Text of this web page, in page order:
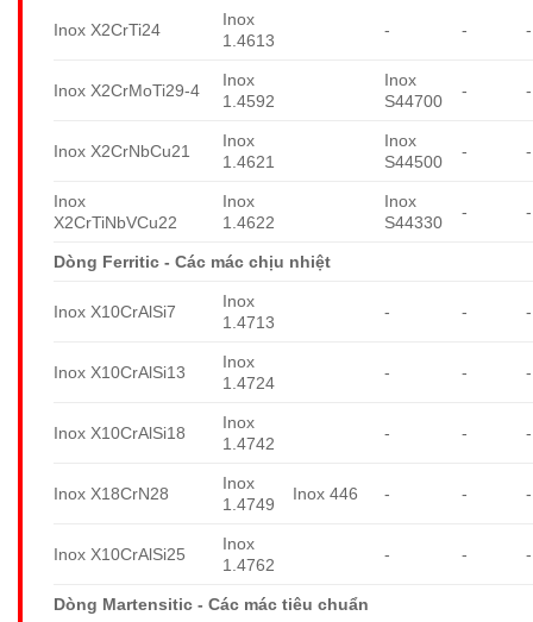
Inox X2CrTi24
Inox
1.4613
- - -
Inox X2CrMoTi29-4
Inox
1.4592
Inox
S44700
- -
Inox X2CrNbCu21
Inox
1.4621
Inox
S44500
- -
Inox
X2CrTiNbVCu22
Inox
1.4622
Inox
S44330
- -
Dòng Ferritic - Các mác chịu nhiệt
Inox X10CrAlSi7
Inox
1.4713
- - -
Inox X10CrAlSi13
Inox
1.4724
- - -
Inox X10CrAlSi18
Inox
1.4742
- - -
Inox X18CrN28
Inox
1.4749
Inox 446 - - -
Inox X10CrAlSi25
Inox
1.4762
- - -
Dòng Martensitic - Các mác tiêu chuẩn